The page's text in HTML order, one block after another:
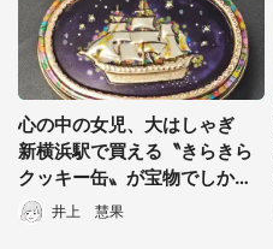
心の中の女児、大はしゃぎ
新横浜駅で買える〝きらきら
クッキー缶〟が宝物でしかな
い可愛さ井上 慧果